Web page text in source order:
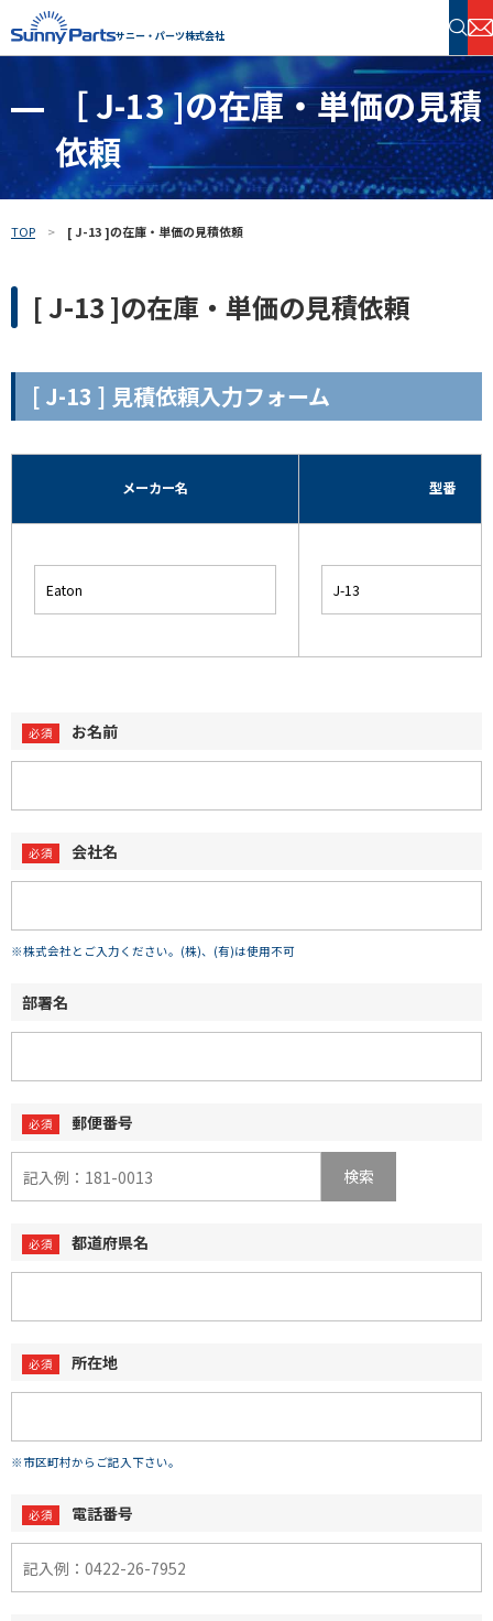
サニー・パーツ株式会社
半導体・電子部品 在庫検索
フリーワードで探す
［ J-13 ]の在庫・単価の見積
依頼
TOP [ J-13 ]の在庫・単価の見積依頼
[ J-13 ]の在庫・単価の見積依頼
[ J-13 ] 見積依頼入力フォーム
メーカー名 型番
お名前
会社名
※株式会社とご入力ください。(株)、(有)は使用不可
部署名
郵便番号
検索
都道府県名
所在地
※市区町村からご記入下さい。
電話番号